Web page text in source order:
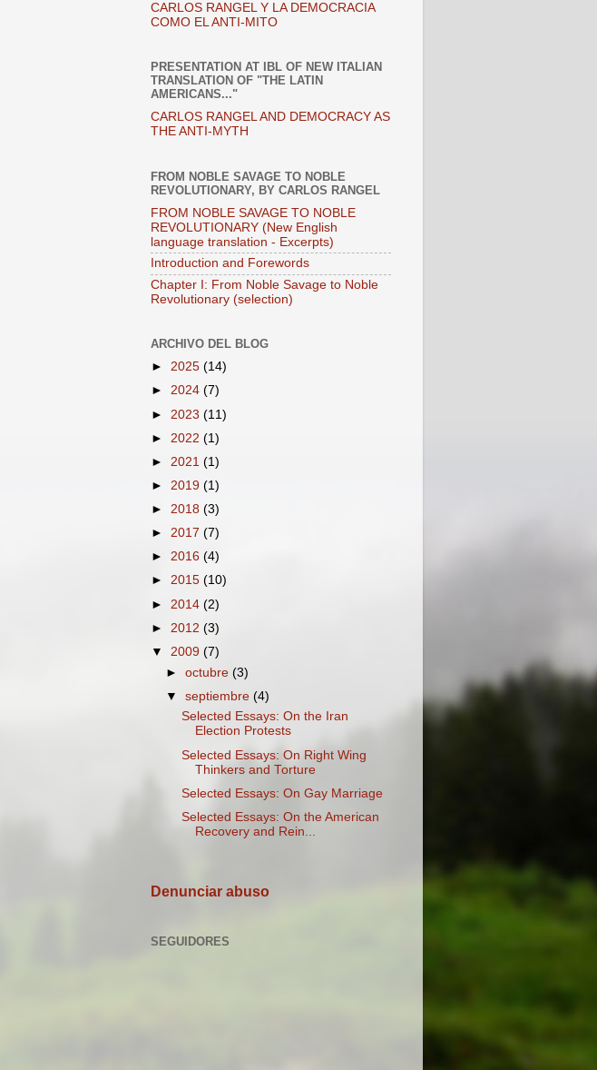
CARLOS RANGEL Y LA DEMOCRACIA
COMO EL ANTI-MITO
PRESENTATION AT IBL OF NEW ITALIAN
TRANSLATION OF "THE LATIN
AMERICANS..."
CARLOS RANGEL AND DEMOCRACY AS
THE ANTI-MYTH
FROM NOBLE SAVAGE TO NOBLE
REVOLUTIONARY, BY CARLOS RANGEL
FROM NOBLE SAVAGE TO NOBLE
REVOLUTIONARY (New English
language translation - Excerpts)
Introduction and Forewords
Chapter I: From Noble Savage to Noble
Revolutionary (selection)
ARCHIVO DEL BLOG
► 2025 (14)
► 2024 (7)
► 2023 (11)
► 2022 (1)
► 2021 (1)
► 2019 (1)
► 2018 (3)
► 2017 (7)
► 2016 (4)
► 2015 (10)
► 2014 (2)
► 2012 (3)
▼ 2009 (7)
►octubre(3)
▼septiembre(4)
Selected Essays: On the Iran
Election Protests
Selected Essays: On Right Wing
Thinkers and Torture
Selected Essays: On Gay Marriage
Selected Essays: On the American
Recovery and Rein...
Denunciar abuso
SEGUIDORES